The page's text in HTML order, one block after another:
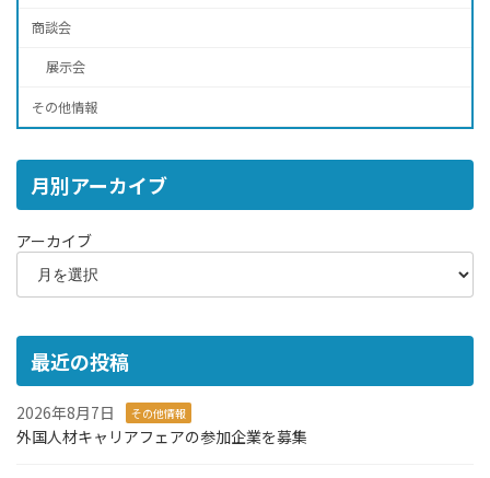
商談会
展示会
その他情報
月別アーカイブ
アーカイブ
最近の投稿
2026年8月7日 その他情報
外国人材キャリアフェアの参加企業を募集